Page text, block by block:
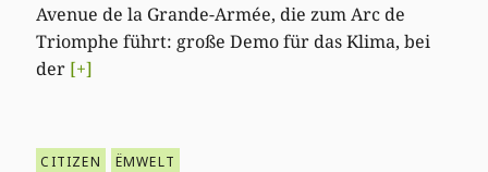
Avenue de la Grande-Armée, die zum Arc de
Triomphe führt: große Demo für das Klima, bei
der [+]
CITIZEN ËMWELT